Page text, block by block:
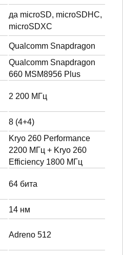
да microSD, microSDHC,
microSDXC
Qualcomm Snapdragon
Qualcomm Snapdragon
660 MSM8956 Plus
2 200 МГц
8 (4+4)
Kryo 260 Performance
2200 МГц + Kryo 260
Efficiency 1800 МГц
64 бита
14 нм
Adreno 512